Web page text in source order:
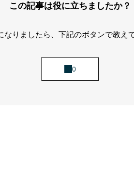
この記事は役に立ちましたか？
なりましたら、下記のボタンで教え